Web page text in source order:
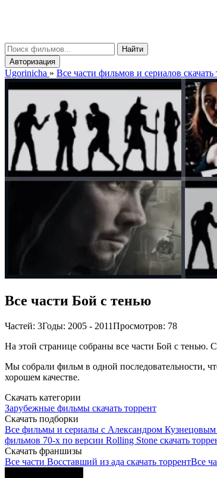
Найти
Авторизация
Ugorinicha » Все части фильмов и сериалов скачать
Все части Бой с тенью
Частей: 3Годы: 2005 - 2011Просмотров: 78
На этой странице собраны все части Бой с тенью.
Мы собрали фильм в одной последовательности,
хорошем качестве.
Скачать категории
Зарубежные фильмы скачать торрент
Скачать подборки
Все фильмы и сериалы с Александром Кузнецовым
фильмов 70-х по версии Rolling Stone скачать
Скачать франшизы
Все части Восставший из ада скачать торрентВсе